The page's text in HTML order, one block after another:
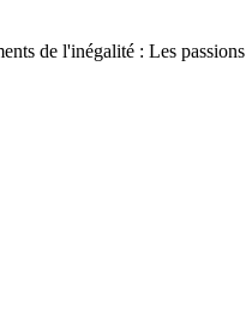
de l'inégalité : Les passions